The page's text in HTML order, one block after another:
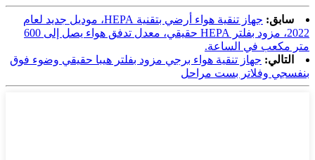
سابق:
جهاز تنقية هواء أرضي بتقنية HEPA، موديل جديد لعام
2022، مزود بفلتر HEPA حقيقي، معدل تدفق هواء يصل إلى 600
متر مكعب في الساعة.
التالي: جهاز تنقية هواء برجي مزود بفلتر هيبا حقيقي وضوء فوق
بنفسجي وفلاتر بست مراحل